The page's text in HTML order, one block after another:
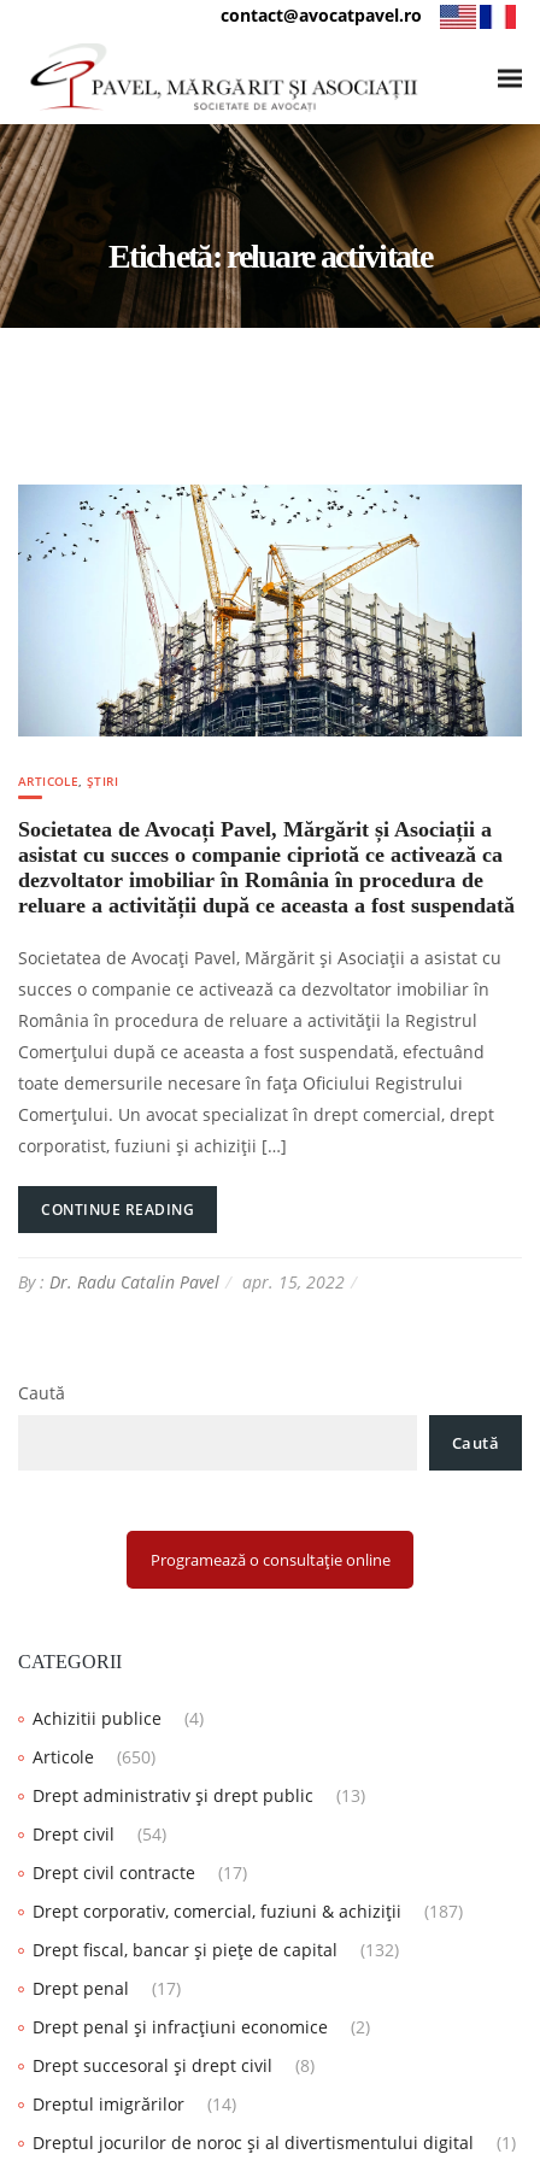
contact@avocatpavel.ro
Etichetă:reluare activitate
ARTICOLE,ȘTIRI
Societatea de Avocați Pavel, Mărgărit și Asociații a
asistat cu succes o companie cipriotă ce activează ca
dezvoltator imobiliar în România în procedura de
reluare a activității după ce aceasta a fost suspendată
Societatea de Avocați Pavel, Mărgărit și Asociații a asistat cu
succes o companie ce activează ca dezvoltator imobiliar în
România în procedura de reluare a activității la Registrul
Comerțului după ce aceasta a fost suspendată, efectuând
toate demersurile necesare în fața Oficiului Registrului
Comerțului. Un avocat specializat în drept comercial, drept
corporatist, fuziuni și achiziții […]
CONTINUE READING
By : Dr. Radu Catalin Pavel apr. 15, 2022
Caută
Caută
Programează o consultație online
CATEGORII
Achizitii publice
(4)
Articole
(650)
Drept administrativ și drept public
(13)
Drept civil
(54)
Drept civil contracte
(17)
Drept corporativ, comercial, fuziuni & achiziții
(187)
Drept fiscal, bancar și piețe de capital
(132)
Drept penal
(17)
Drept penal și infracțiuni economice
(2)
Drept succesoral și drept civil
(8)
Dreptul imigrărilor
(14)
Dreptul jocurilor de noroc și al divertismentului digital
(1)